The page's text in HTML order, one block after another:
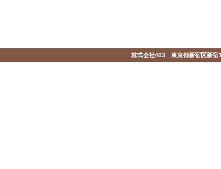
株式会社403 東京都新宿区新